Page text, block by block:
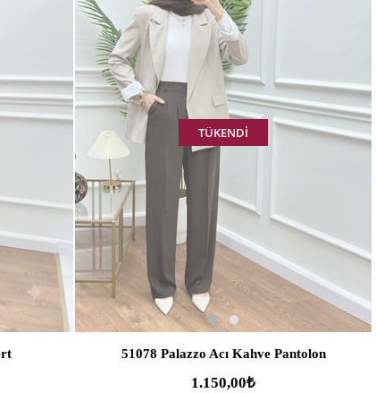
TÜKENDI
51078 Palazzo Acı Kahve Pantolon
1.150,00₺